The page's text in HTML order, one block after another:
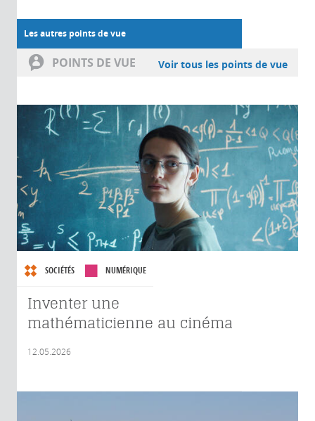
Les autres points de vue
POINTS DE VUE Voir tous les points de vue
SOCIÉTÉS NUMÉRIQUE
Inventer une
mathématicienne au cinéma
12.05.2026